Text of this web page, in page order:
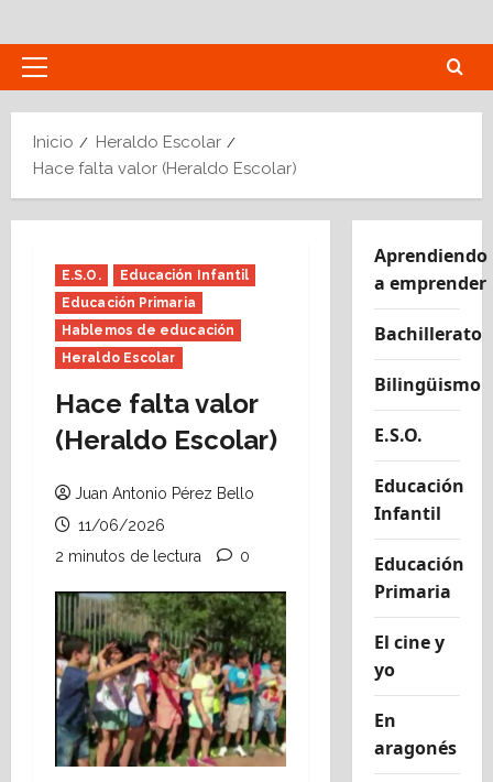
al
contenido
Menú
Inicio
Heraldo Escolar
Hace falta valor (Heraldo Escolar)
E.S.O.
Educación Infantil
Educación Primaria
Hablemos de educación
Heraldo Escolar
Hace falta valor
(Heraldo Escolar)
Juan Antonio Pérez Bello
11/06/2026
2 minutos de lectura
0
Aprendiendo
a emprender
Bachillerato
Bilingüismo
E.S.O.
Educación
Infantil
Educación
Primaria
El cine y
yo
En
aragonés